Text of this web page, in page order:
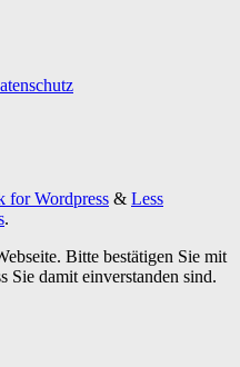
for Wordpress & Less
.
Bitte bestätigen Sie mit
damit einverstanden sind.